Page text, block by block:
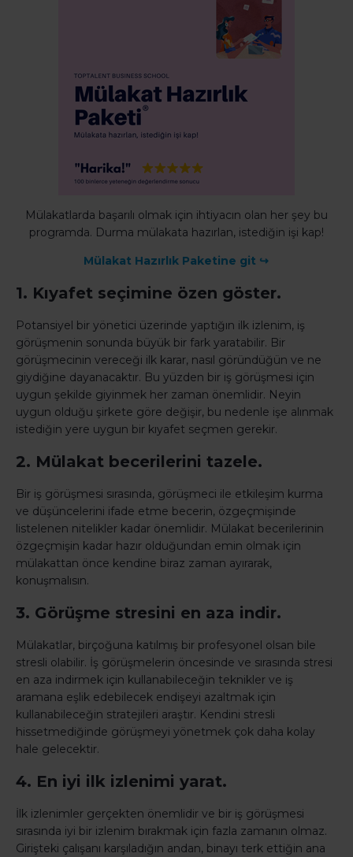
Mülakatlarda başarılı olmak için ihtiyacın olan her şey bu
programda. Durma mülakata hazırlan, istediğin işi kap!
Mülakat Hazırlık Paketine git ↪
1. Kıyafet seçimine özen göster.
Potansiyel bir yönetici üzerinde yaptığın ilk izlenim, iş
görüşmenin sonunda büyük bir fark yaratabilir. Bir
görüşmecinin vereceği ilk karar, nasıl göründüğün ve ne
giydiğine dayanacaktır. Bu yüzden bir iş görüşmesi için
uygun şekilde giyinmek her zaman önemlidir. Neyin
uygun olduğu şirkete göre değişir, bu nedenle işe alınmak
istediğin yere uygun bir kıyafet seçmen gerekir.
2. Mülakat becerilerini tazele.
Bir iş görüşmesi sırasında, görüşmeci ile etkileşim kurma
ve düşüncelerini ifade etme becerin, özgeçmişinde
listelenen nitelikler kadar önemlidir. Mülakat becerilerinin
özgeçmişin kadar hazır olduğundan emin olmak için
mülakattan önce kendine biraz zaman ayırarak,
konuşmalısın.
3. Görüşme stresini en aza indir.
Mülakatlar, birçoğuna katılmış bir profesyonel olsan bile
stresli olabilir. İş görüşmelerin öncesinde ve sırasında stresi
en aza indirmek için kullanabileceğin teknikler ve iş
aramana eşlik edebilecek endişeyi azaltmak için
kullanabileceğin stratejileri araştır. Kendini stresli
hissetmediğinde görüşmeyi yönetmek çok daha kolay
hale gelecektir.
4. En iyi ilk izlenimi yarat.
İlk izlenimler gerçekten önemlidir ve bir iş görüşmesi
sırasında iyi bir izlenim bırakmak için fazla zamanın olmaz.
Girişteki çalışanı karşıladığın andan, binayı terk ettiğin ana